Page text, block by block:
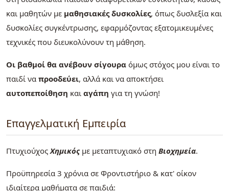
και μαθητών με μαθησιακές δυσκολίες, όπως δυσλεξία και
δυσκολίες συγκέντρωσης, εφαρμόζοντας εξατομικευμένες
τεχνικές που διευκολύνουν τη μάθηση.
Οι βαθμοί θα ανέβουν σίγουρα όμως στόχος μου είναι το
παιδί να προοδεύει, αλλά και να αποκτήσει
αυτοπεποίθηση και αγάπη για τη γνώση!
Επαγγελματική Εμπειρία
ΠτυχιούχοςΧημικός με μεταπτυχιακό στη Βιοχημεία.
Προϋπηρεσία 3 χρόνια σε Φροντιστήριο & κατ' οίκον
ιδιαίτερα μαθήματα σε παιδιά: